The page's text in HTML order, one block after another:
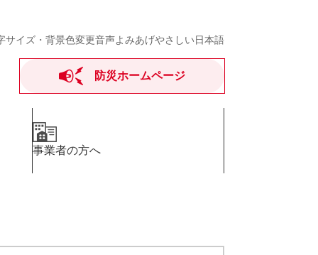
サイズ・背景色変更音声よみあげやさしい日本語
防災ホームページ
事業者の方へ